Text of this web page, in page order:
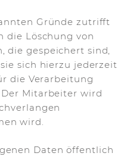
Gründe zutrifft
die Löschung von
die gespeichert sind,
sich hierzu jederzeit
die Verarbeitung
Mitarbeiter wird
wird.
Daten öffentlich